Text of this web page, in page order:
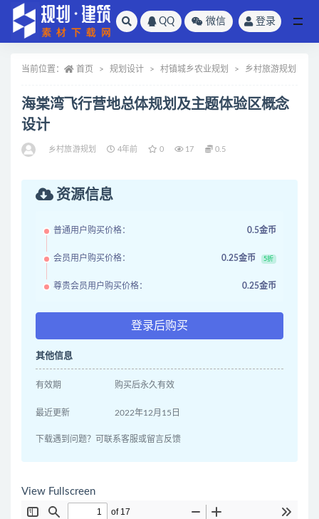
QQ 微信 登录
当前位置： 首页 规划设计 村镇城乡农业规划 乡村旅游规划
海棠湾飞行营地总体规划及主题体验区概念
设计
乡村旅游规划 4年前 0 17 0.5
资源信息
普通用户购买价格： 0.5金币
会员用户购买价格： 0.25金币 5折
尊贵会员用户购买价格： 0.25金币
登录后购买
其他信息
有效期 购买后永久有效
最近更新 2022年12月15日
下载遇到问题？可联系客服或留言反馈
View Fullscreen
全部